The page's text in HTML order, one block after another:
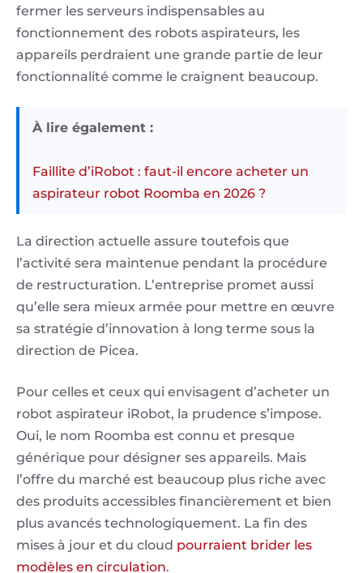
fermer les serveurs indispensables au
fonctionnement des robots aspirateurs, les
appareils perdraient une grande partie de leur
fonctionnalité comme le craignent beaucoup.
À lire également :
Faillite d’iRobot : faut-il encore acheter un
aspirateur robot Roomba en 2026 ?
La direction actuelle assure toutefois que
l’activité sera maintenue pendant la procédure
de restructuration. L’entreprise promet aussi
qu’elle sera mieux armée pour mettre en œuvre
sa stratégie d’innovation à long terme sous la
direction de Picea.
Pour celles et ceux qui envisagent d’acheter un
robot aspirateur iRobot, la prudence s’impose.
Oui, le nom Roomba est connu et presque
générique pour désigner ses appareils. Mais
l’offre du marché est beaucoup plus riche avec
des produits accessibles financièrement et bien
plus avancés technologiquement. La fin des
mises à jour et du cloud pourraient brider les
modèles en circulation.